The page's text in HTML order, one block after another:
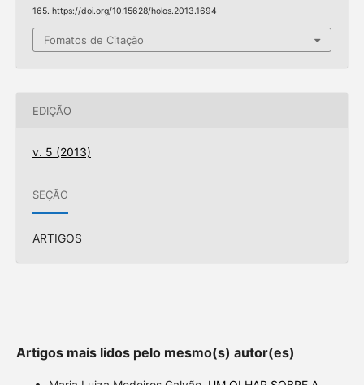
165. https://doi.org/10.15628/holos.2013.1694
Fomatos de Citação
EDIÇÃO
v. 5 (2013)
SEÇÃO
ARTIGOS
Artigos mais lidos pelo mesmo(s) autor(es)